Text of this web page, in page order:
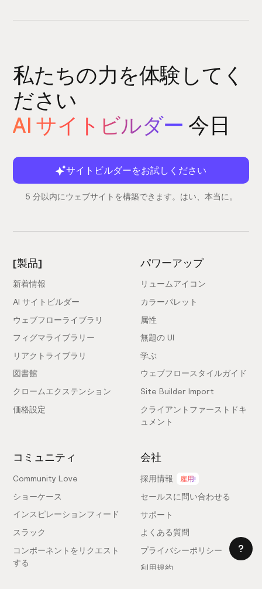
私たちの力を体験してく
ださい
AI サイトビルダー 今日
サイトビルダーをお試しください
5 分以内にウェブサイトを構築できます。はい、本当に。
[製品]
新着情報
AI サイトビルダー
ウェブフローライブラリ
フィグマライブラリー
リアクトライブラリ
図書館
クロームエクステンション
価格設定
パワーアップ
リュームアイコン
カラーパレット
属性
無題の UI
学ぶ
ウェブフロースタイルガイド
Site Builder Import
クライアントファーストドキ
ュメント
コミュニティ
Community Love
ショーケース
インスピレーションフィード
スラック
コンポーネントをリクエスト
する
会社
採用情報 雇用!
セールスに問い合わせる
サポート
よくある質問
プライバシーポリシー
利用規約